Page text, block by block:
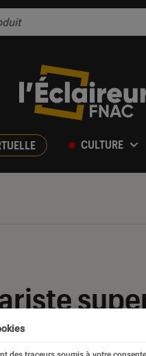
CULTURE